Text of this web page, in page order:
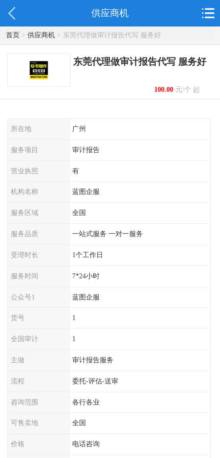
供应商机
首页> 供应商机> 东莞代理做审计报告代写 服务好
东莞代理做审计报告代写 服务好
100.00元/个 起
所在地 广州
服务项目 审计报告
营业执照 有
机构名称 蓝图企服
服务区域 全国
服务品质 一站式服务 一对一服务
受理时长 1个工作日
服务时间 7*24小时
公众号1 蓝图企服
货号 1
全国审计 1
主做 审计报告服务
流程 委托-评估-送审
咨询范围 各行各业
可售卖地 全国
价格 电话咨询